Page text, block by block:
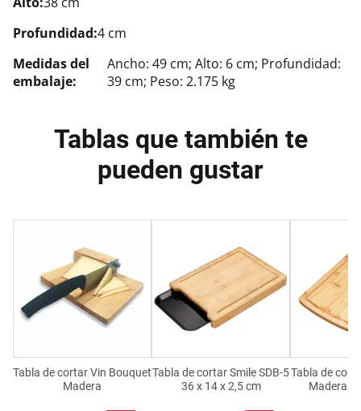
Profundidad:4 cm
Medidas del
embalaje:
Ancho: 49 cm; Alto: 6 cm; Profundidad:
39 cm; Peso: 2.175 kg
Tablas que también te
pueden gustar
Tabla de cortar Vin Bouquet
Madera
Tabla de cortar Smile SDB-5
36 x 14 x 2,5 cm
Tabla de
Madera